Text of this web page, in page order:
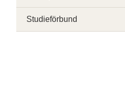
Studieförbund